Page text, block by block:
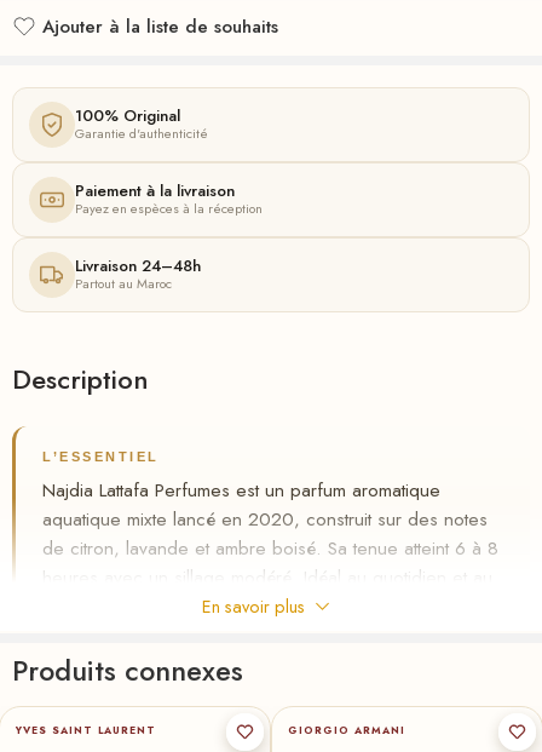
Ajouter à la liste de souhaits
100% Original
Garantie d'authenticité
Paiement à la livraison
Payez en espèces à la réception
Livraison 24–48h
Partout au Maroc
Description
L’ESSENTIEL
Najdia Lattafa Perfumes est un parfum aromatique
aquatique mixte lancé en 2020, construit sur des notes
de citron, lavande et ambre boisé. Sa tenue atteint 6 à 8
heures avec un sillage modéré. Idéal au quotidien et au
printemps, il est disponible au Maroc chez Riha.ma.
✦Tenue 6–8 h, sillage modéré
✦Paiement à la livraison au Maroc
En savoir plus
Produits connexes
100-ml ★ 60-ml
YVES SAINT LAURENT GIORGIO ARMANI